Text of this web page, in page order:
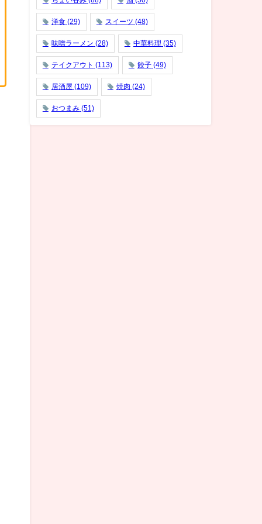
洋食(29) スイーツ (48)
味噌ラーメン (28) 中華料理 (35)
テイクアウト (113) 餃子(49)
居酒屋 (109) 焼肉 (24)
おつまみ(51)